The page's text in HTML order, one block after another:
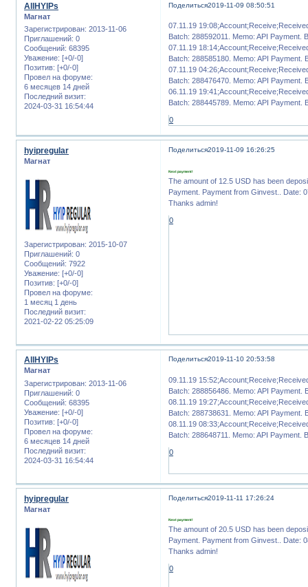
Поделиться2019-11-09 08:50:51
AllHYIPs
Магнат
Зарегистрирован: 2013-11-06
Приглашений: 0
Сообщений: 68395
Уважение: [+0/-0]
Позитив: [+0/-0]
Провел на форуме:
6 месяцев 14 дней
Последний визит:
2024-03-31 16:54:44
07.11.19
Batch: 288592011. Memo: API Payment.
07.11.19
Batch: 288585180. Memo: API Payment.
07.11.19
Batch: 288476470. Memo: API Payment.
06.11.19
Batch: 288445789. Memo: API Payment.
0
Поделиться2019-11-09 16:26:25
hyipregular
Магнат
Зарегистрирован: 2015-10-07
Приглашений: 0
Сообщений: 7922
Уважение: [+0/-0]
Позитив: [+0/-0]
Провел на форуме:
1 месяц 1 день
Последний визит:
2021-02-22 05:25:09
Next payment!
The amount of 12.5 USD has been
Payment. Payment from Ginvest.. Date:
Thanks admin!
0
Поделиться2019-11-10 20:53:58
AllHYIPs
Магнат
Зарегистрирован: 2013-11-06
Приглашений: 0
Сообщений: 68395
Уважение: [+0/-0]
Позитив: [+0/-0]
Провел на форуме:
6 месяцев 14 дней
Последний визит:
2024-03-31 16:54:44
09.11.19
Batch: 288856486. Memo: API Payment.
08.11.19
Batch: 288738631. Memo: API Payment.
08.11.19
Batch: 288648711. Memo: API Payment.
0
Поделиться2019-11-11 17:26:24
hyipregular
Магнат
Next payment!
The amount of 20.5 USD has been
Payment. Payment from Ginvest.. Date:
Thanks admin!
0